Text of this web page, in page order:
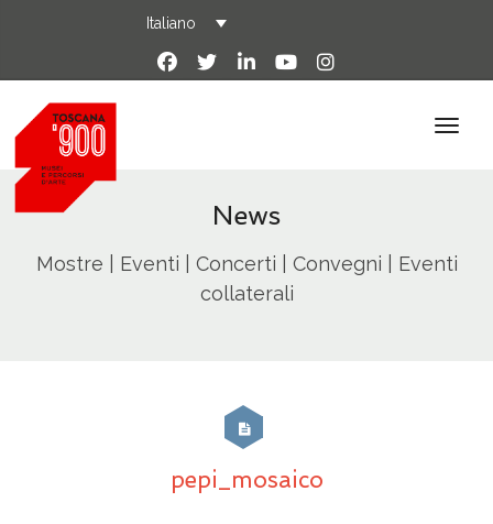
Italiano
News
Mostre | Eventi | Concerti | Convegni | Eventi
collaterali
pepi_mosaico